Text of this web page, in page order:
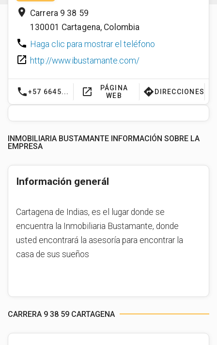
place Carrera 9 38 59
130001 Cartagena, Colombia
phone Haga clic para mostrar el teléfono
launch http://www.ibustamante.com/
phone+57 6645... launch
PÁGINA
WEB
directions DIRECCIONES
INMOBILIARIA BUSTAMANTE INFORMACIÓN SOBRE LA
EMPRESA
Información generál
Cartagena de Indias, es el lugar donde se
encuentra la Inmobiliaria Bustamante, donde
usted encontrará la asesoría para encontrar la
casa de sus sueños
CARRERA 9 38 59 CARTAGENA